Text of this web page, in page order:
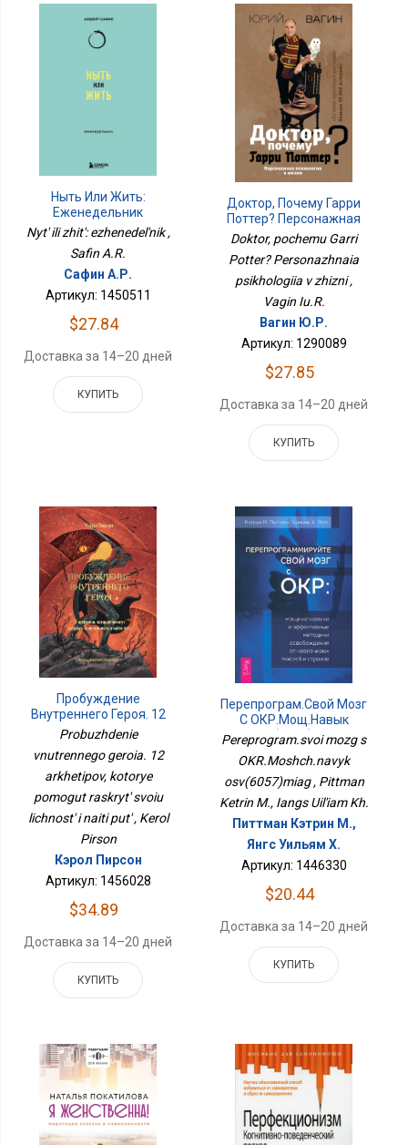
Ныть Или Жить:
Еженедельник
Nyt' ili zhit': ezhenedel'nik ,
Safin A.R.
Сафин А.Р.
Артикул: 1450511
$27.84
Доставка за 14–20 дней
КУПИТЬ
Доктор, Почему Гарри
Поттер? Персонажная
Психология В Жизни
Doktor, pochemu Garri
Potter? Personazhnaia
psikhologiia v zhizni ,
Vagin Iu.R.
Вагин Ю.Р.
Артикул: 1290089
$27.85
Доставка за 14–20 дней
КУПИТЬ
Пробуждение
Внутреннего Героя. 12
Архетипов, Которые
Личность И Найти Путь
Probuzhdenie
vnutrennego geroia. 12
arkhetipov, kotorye
pomogut raskryt' svoiu
lichnost' i naiti put' , Kerol
Pirson
Кэрол Пирсон
Артикул: 1456028
$34.89
Доставка за 14–20 дней
КУПИТЬ
Перепрограм.свой Мозг
С ОКР.Мощ.навык
Осв(6057)мяг
Pereprogram.svoi mozg s
OKR.Moshch.navyk
osv(6057)miag , Pittman
Ketrin M., Iangs Uil'iam Kh.
Питтман Кэтрин М.,
Янгс Уильям Х.
Артикул: 1446330
$20.44
Доставка за 14–20 дней
КУПИТЬ